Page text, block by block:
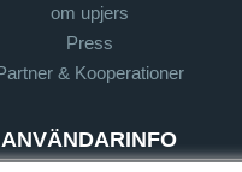
om upjers
Press
& Kooperationer
ANVÄNDARINFO